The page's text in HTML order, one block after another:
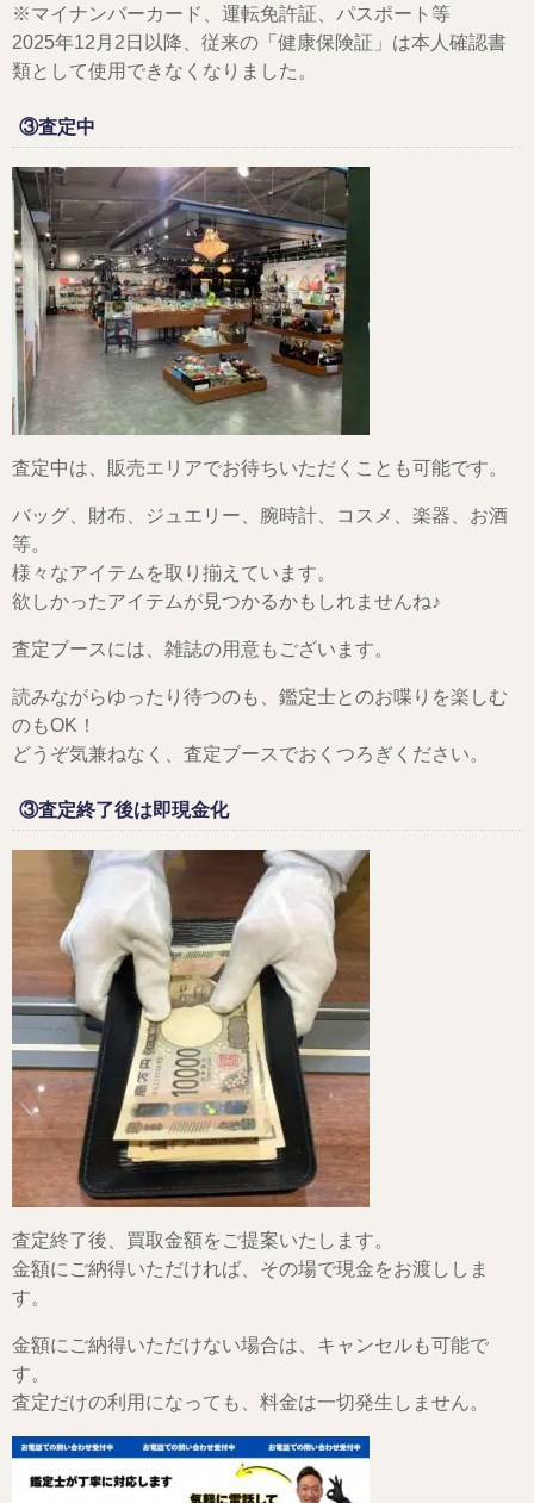
※マイナンバーカード、運転免許証、パスポート等
2025年12月2日以降、従来の「健康保険証」は本人確認書
類として使用できなくなりました。
③査定中
査定中は、販売エリアでお待ちいただくことも可能です。
バッグ、財布、ジュエリー、腕時計、コスメ、楽器、お酒
等。
様々なアイテムを取り揃えています。
欲しかったアイテムが見つかるかもしれませんね♪
査定ブースには、雑誌の用意もございます。
読みながらゆったり待つのも、鑑定士とのお喋りを楽しむ
のもOK！
どうぞ気兼ねなく、査定ブースでおくつろぎください。
③査定終了後は即現金化
査定終了後、買取金額をご提案いたします。
金額にご納得いただければ、その場で現金をお渡ししま
す。
金額にご納得いただけない場合は、キャンセルも可能で
す。
査定だけの利用になっても、料金は一切発生しません。